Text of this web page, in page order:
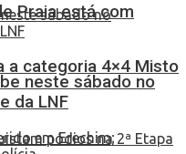
Praia está com
a categoria 4×4 Misto
neste sábado no
da LNF